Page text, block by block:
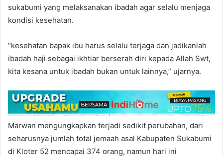
sukabumi yang melaksanakan ibadah agar selalu menjaga
kondisi kesehatan.
“kesehatan bapak ibu harus selalu terjaga dan jadikanlah
ibadah haji sebagai ikhtiar berserah diri kepada Allah Swt,
kita kesana untuk ibadah bukan untuk lainnya,” ujarnya.
Marwan mengungkapkan terjadi sedikit perubahan, dari
seharusnya jumlah total jemaah asal Kabupaten Sukabumi
di Kloter 52 mencapai 374 orang, namun hari ini